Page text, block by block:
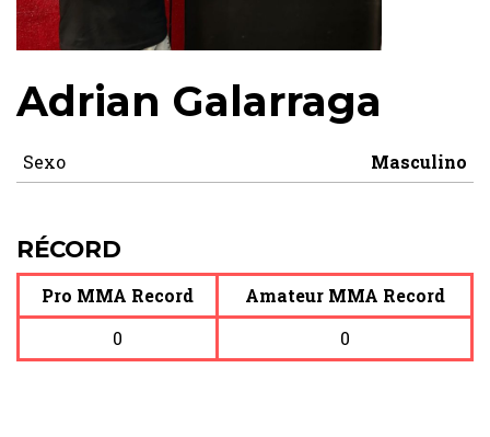
Adrian Galarraga
Sexo Masculino
RÉCORD
Pro MMA Record
Amateur MMA Record
0
0